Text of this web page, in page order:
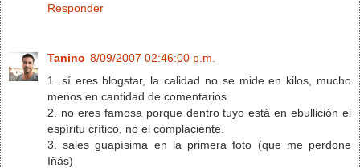
Responder
Tanino 8/09/2007 02:46:00 p.m.
1. sí eres blogstar, la calidad no se mide en kilos, mucho
menos en cantidad de comentarios.
2. no eres famosa porque dentro tuyo está en ebullición el
espíritu crítico, no el complaciente.
3. sales guapísima en la primera foto (que me perdone
Iñás)